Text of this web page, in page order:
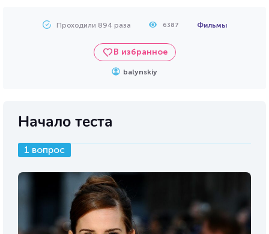
Проходили 894 раза 6387 Фильмы
В избранное
balynskiy
Начало теста
1 вопрос